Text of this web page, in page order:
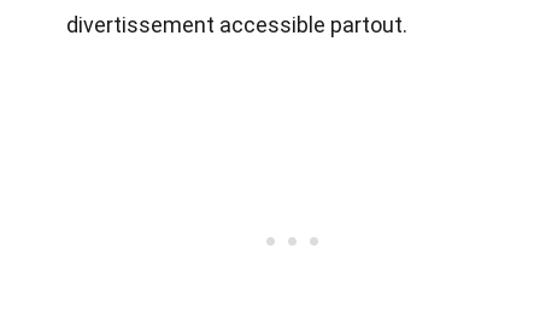
divertissement accessible partout.